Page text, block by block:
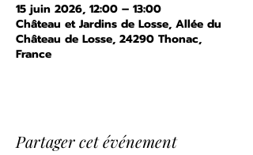
15 juin 2026, 12:00 – 13:00
Château et Jardins de Losse, Allée du
Château de Losse, 24290 Thonac,
France
Partager cet événement